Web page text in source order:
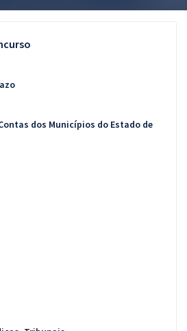
dos Municípios do Estado de